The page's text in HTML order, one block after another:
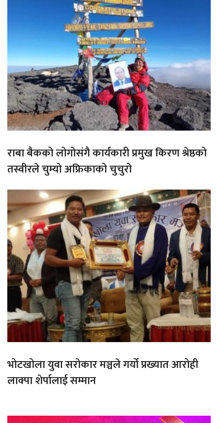
राबा बैकको लोगोसंगै कार्यकारी प्रमुख किरण श्रेष्ठको
तस्वीरले चुम्यो अफ्रिकाको चुचुरो
भोटखोला युवा सरोकार मञ्चले गर्यो प्रख्यात आरोही
लाक्पा शेर्पालाई सम्मान